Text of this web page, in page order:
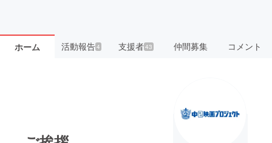
ホーム 活動報告4 支援者43 仲間募集 コメント